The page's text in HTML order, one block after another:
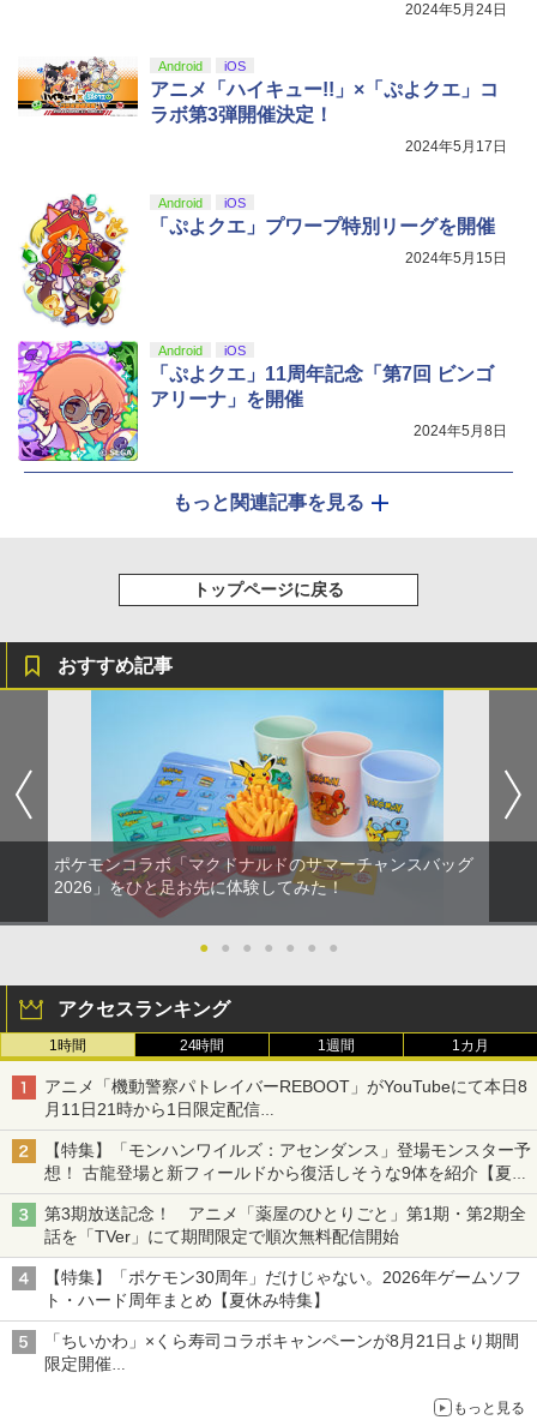
5
『映画 ラブライブ！蓮ノ空女学院スクー
ルアイドルクラブ Bloom Garden Part
y』Blu-ray（特装限定版）
2024年5月24日
Android iOS
アニメ「ハイキュー!!」×「ぷよクエ」コ
ラボ第3弾開催決定！
2024年5月17日
Android iOS
「ぷよクエ」プワープ特別リーグを開催
2024年5月15日
Android iOS
「ぷよクエ」11周年記念「第7回 ビンゴ
アリーナ」を開催
2024年5月8日
もっと関連記事を見る
トップページに戻る
おすすめ記事
ポケモンコラボ「マクドナルドのサマーチャンスバッグ
2026」をひと足お先に体験してみた！
● ● ● ● ● ● ●
アクセスランキング
1時間 24時間 1週間 1カ月
アニメ「機動警察パトレイバーREBOOT」がYouTubeにて本日8
月11日21時から1日限定配信
8月14日にはU-NEXTで限定配信
【特集】「モンハンワイルズ：アセンダンス」登場モンスター予
想！ 古龍登場と新フィールドから復活しそうな9体を紹介【夏休
み特集2026】
第3期放送記念！ アニメ「薬屋のひとりごと」第1期・第2期全
話を「TVer」にて期間限定で順次無料配信開始
【特集】「ポケモン30周年」だけじゃない。2026年ゲームソフ
ト・ハード周年まとめ【夏休み特集】
「ちいかわ」×くら寿司コラボキャンペーンが8月21日より期間
限定開催
もっと見る